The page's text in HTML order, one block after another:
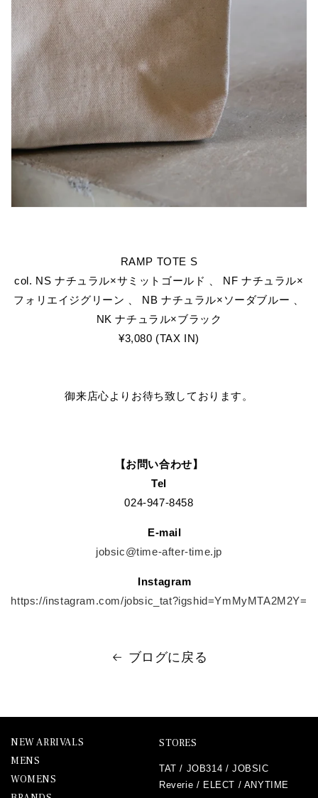
RAMP TOTE S
col. NS ナチュラル×サミットゴールド 、 NF ナチュラル×
フォリエイジグリーン 、 NB ナチュラル×ソーダブルー 、
NK ナチュラル×ブラック
¥3,080 (TAX IN)
御来店心よりお待ち致しております。
【お問い合わせ】
Tel
024-947-8458
E-mail
jobsic@time-after-time.jp
Instagram
https://instagram.com/jobsic_tat?igshid=YmMyMTA2M2Y=
ブログに戻る
NEW ARRIVALS
MENS
WOMENS
STORES
TAT / JOB314 /JOBSIC
Reverie / ELECT / ANYTIME